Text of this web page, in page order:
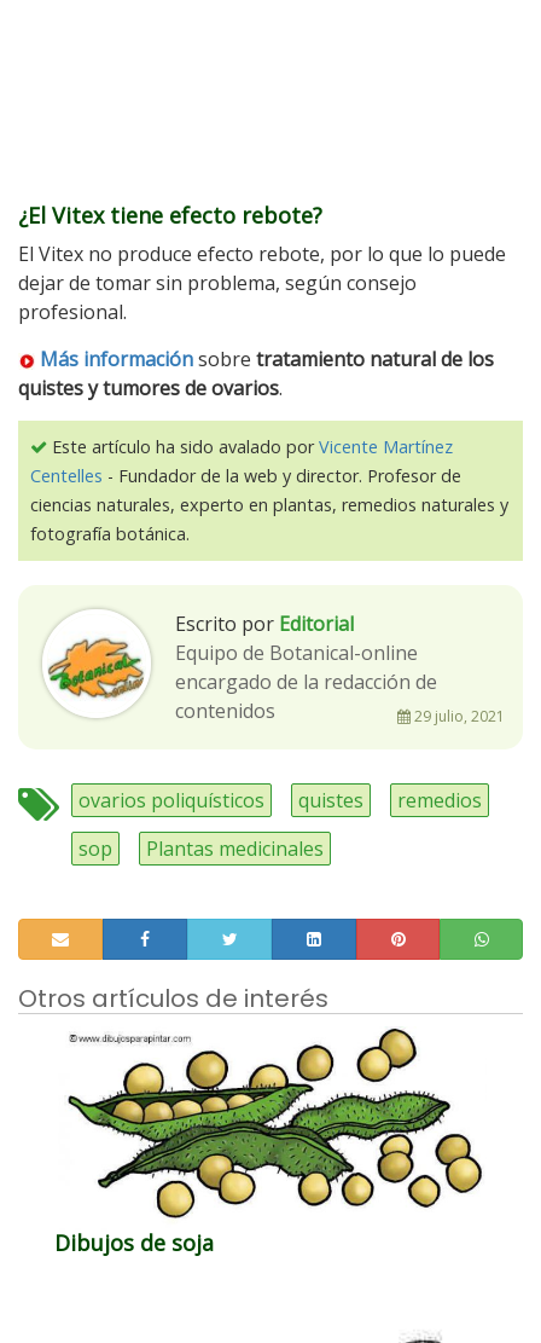
¿El Vitex tiene efecto rebote?
El Vitex no produce efecto rebote, por lo que lo puede
dejar de tomar sin problema, según consejo
profesional.
Más informaciónsobre tratamiento natural de los
quistes y tumores de ovarios.
Este artículo ha sido avalado porVicente Martínez
Centelles - Fundador de la web y director. Profesor de
ciencias naturales, experto en plantas, remedios naturales y
fotografía botánica.
Escrito por Editorial
Equipo de Botanical-online
encargado de la redacción de
contenidos
29 julio, 2021
ovarios poliquísticos quistes
remedios
sop
Plantas medicinales
Otros artículos de interés
Dibujos de soja